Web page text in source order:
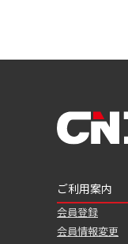
ご利用案内
会員登録
会員情報変更